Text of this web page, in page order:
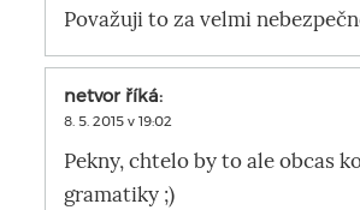
Považuji to za velmi
netvor říká:
8. 5. 2015 v 19:02
Pekny, chtelo by to ale obcas
gramatiky ;)